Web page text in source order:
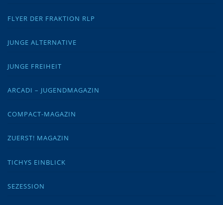
FLYER DER FRAKTION RLP
JUNGE ALTERNATIVE
JUNGE FREIHEIT
ARCADI – JUGENDMAGAZIN
COMPACT-MAGAZIN
ZUERST! MAGAZIN
TICHYS EINBLICK
SEZESSION